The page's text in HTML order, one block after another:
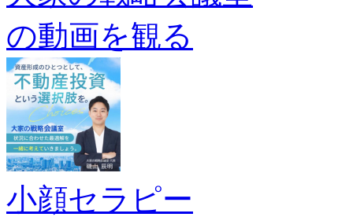
の動画を観る
小顔セラピー